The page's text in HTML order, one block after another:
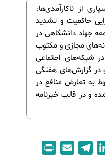
از ناکارآمدی‌ها،
حاکمیت و تشدید
جهاد دانشگاهی در
مجازی و مکتوب
شبکه‌های اجتماعی
و در گزارش‌های هفتگی
به تعارض منافع در
بازه زمانی 28 آذر تا 3 دی 1400 منتشر شده و در قالب خبرنامه